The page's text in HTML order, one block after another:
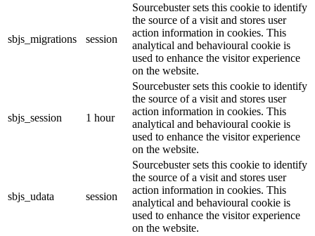
sbjs_migrations session
Sourcebuster sets this cookie to identify
the source of a visit and stores user
action information in cookies. This
analytical and behavioural cookie is
used to enhance the visitor experience
on the website.
sbjs_session 1 hour
Sourcebuster sets this cookie to identify
the source of a visit and stores user
action information in cookies. This
analytical and behavioural cookie is
used to enhance the visitor experience
on the website.
sbjs_udata session
Sourcebuster sets this cookie to identify
the source of a visit and stores user
action information in cookies. This
analytical and behavioural cookie is
used to enhance the visitor experience
on the website.